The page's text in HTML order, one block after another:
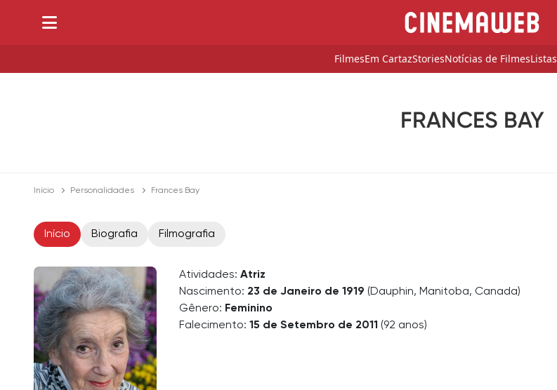
FilmesEm CartazStoriesNotícias de FilmesListas
FRANCES BAY
Início Personalidades Frances Bay
Início Biografia Filmografia
Atividades: Atriz
Nascimento: 23 de Janeiro de 1919 (Dauphin, Manitoba, Canada)
Gênero: Feminino
Falecimento: 15 de Setembro de 2011 (92 anos)